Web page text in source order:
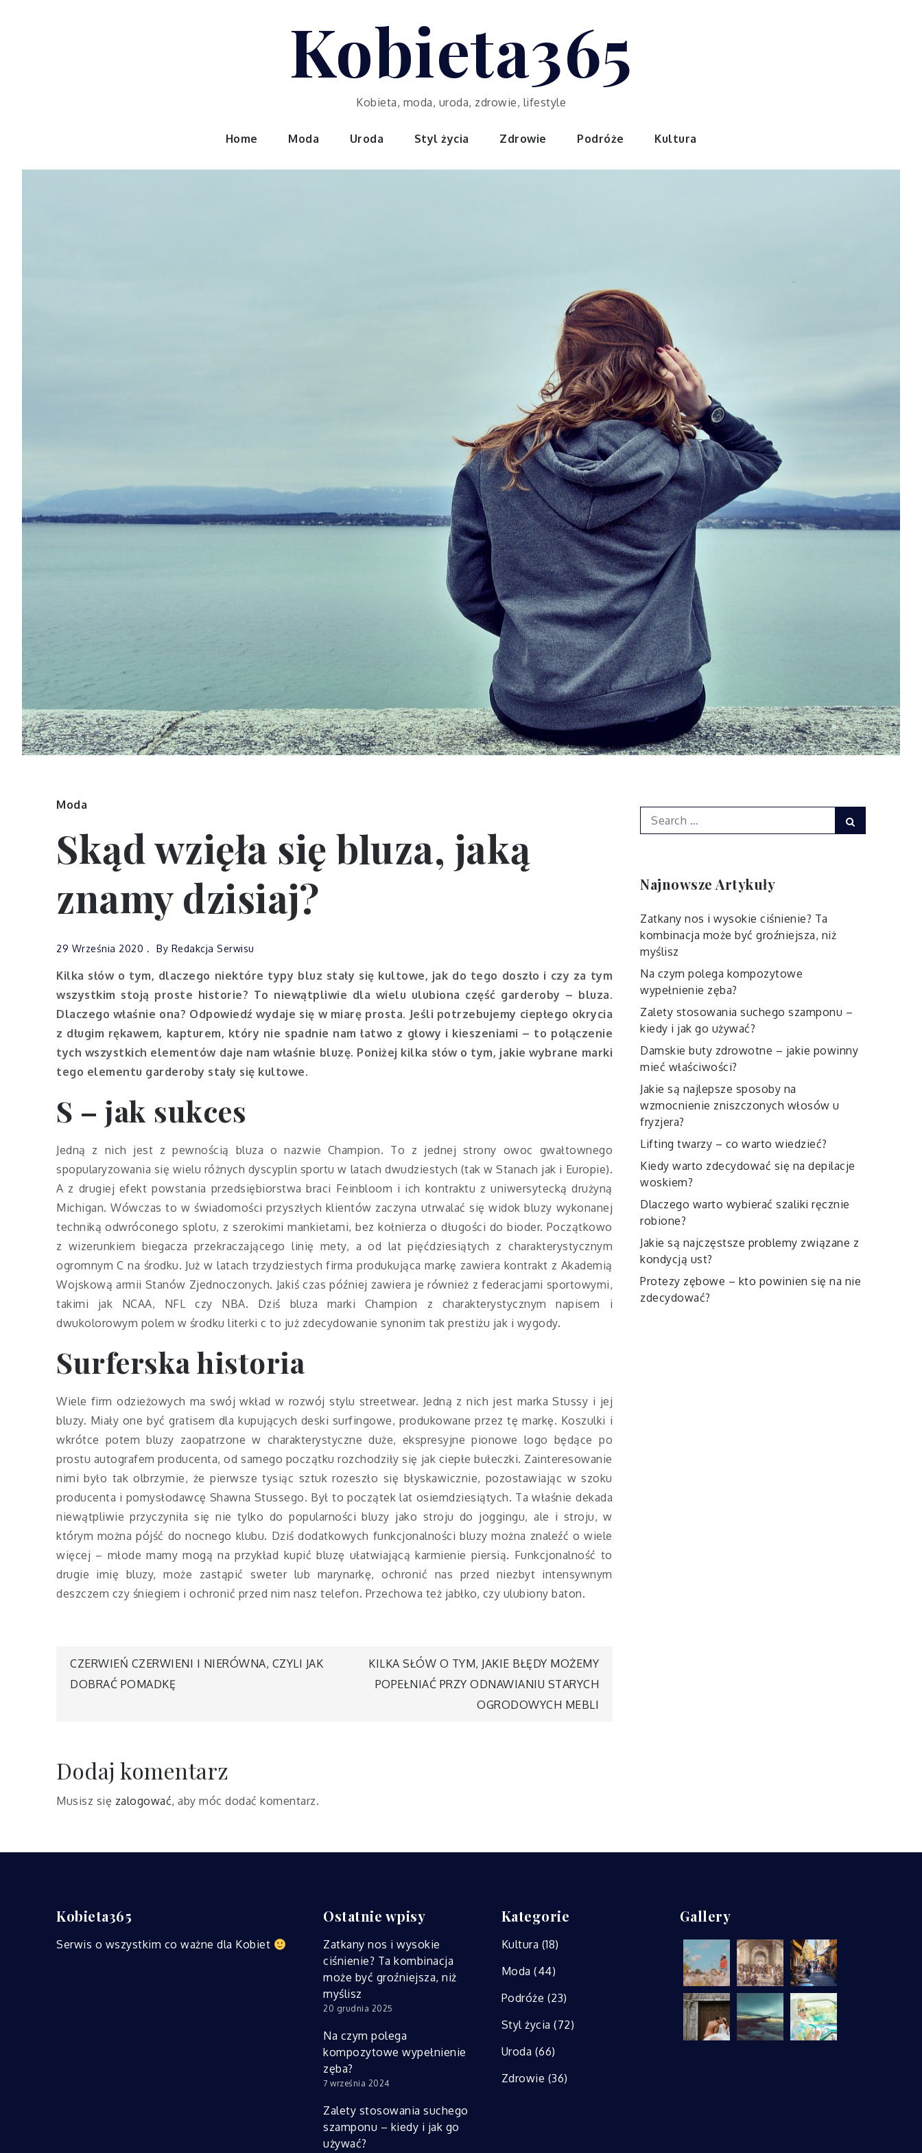
Kobieta365
Kobieta, moda, uroda, zdrowie, lifestyle
Home Moda Uroda Styl życia Zdrowie Podróże Kultura
Moda
Skąd wzięła się bluza, jaką
znamy dzisiaj?
29 Września 2020 By Redakcja Serwisu
Kilka słów o tym, dlaczego niektóre typy bluz stały się kultowe, jak do tego doszło i czy za tym
wszystkim stoją proste historie? To niewątpliwie dla wielu ulubiona część garderoby – bluza.
Dlaczego właśnie ona? Odpowiedź wydaje się w miarę prosta. Jeśli potrzebujemy ciepłego okrycia
z długim rękawem, kapturem, który nie spadnie nam łatwo z głowy i kieszeniami – to połączenie
tych wszystkich elementów daje nam właśnie bluzę. Poniżej kilka słów o tym, jakie wybrane marki
tego elementu garderoby stały się kultowe.
S – jak sukces
Jedną z nich jest z pewnością bluza o nazwie Champion. To z jednej strony owoc gwałtownego
spopularyzowania się wielu różnych dyscyplin sportu w latach dwudziestych (tak w Stanach jak i Europie).
A z drugiej efekt powstania przedsiębiorstwa braci Feinbloom i ich kontraktu z uniwersytecką drużyną
Michigan. Wówczas to w świadomości przyszłych klientów zaczyna utrwalać się widok bluzy wykonanej
techniką odwróconego splotu, z szerokimi mankietami, bez kołnierza o długości do bioder. Początkowo
z wizerunkiem biegacza przekraczającego linię mety, a od lat pięćdziesiątych z charakterystycznym
ogromnym C na środku. Już w latach trzydziestych firma produkująca markę zawiera kontrakt z Akademią
Wojskową armii Stanów Zjednoczonych. Jakiś czas później zawiera je również z federacjami sportowymi,
takimi jak NCAA, NFL czy NBA. Dziś bluza marki Champion z charakterystycznym napisem i
dwukolorowym polem w środku literki c to już zdecydowanie synonim tak prestiżu jak i wygody.
Surferska historia
Wiele firm odzieżowych ma swój wkład w rozwój stylu streetwear. Jedną z nich jest marka Stussy i jej
bluzy. Miały one być gratisem dla kupujących deski surfingowe, produkowane przez tę markę. Koszulki i
wkrótce potem bluzy zaopatrzone w charakterystyczne duże, ekspresyjne pionowe logo będące po
prostu autografem producenta, od samego początku rozchodziły się jak ciepłe bułeczki. Zainteresowanie
nimi było tak olbrzymie, że pierwsze tysiąc sztuk rozeszło się błyskawicznie, pozostawiając w szoku
producenta i pomysłodawcę Shawna Stussego. Był to początek lat osiemdziesiątych. Ta właśnie dekada
niewątpliwie przyczyniła się nie tylko do popularności bluzy jako stroju do joggingu, ale i stroju, w
którym można pójść do nocnego klubu. Dziś dodatkowych funkcjonalności bluzy można znaleźć o wiele
więcej – młode mamy mogą na przykład kupić bluzę ułatwiającą karmienie piersią. Funkcjonalność to
drugie imię bluzy, może zastąpić sweter lub marynarkę, ochronić nas przed niezbyt intensywnym
deszczem czy śniegiem i ochronić przed nim nasz telefon. Przechowa też jabłko, czy ulubiony baton.
Nawigacja
CZERWIEŃ CZERWIENI I NIERÓWNA, CZYLI JAK
DOBRAĆ POMADKĘ
KILKA SŁÓW O TYM, JAKIE BŁĘDY MOŻEMY
POPEŁNIAĆ PRZY ODNAWIANIU STARYCH
OGRODOWYCH MEBLI
Dodaj komentarz
Musisz się zalogować, aby móc dodać komentarz.
Search
for:
Najnowsze Artykuły
Zatkany nos i wysokie ciśnienie? Ta
kombinacja może być groźniejsza, niż
myślisz
Na czym polega kompozytowe
wypełnienie zęba?
Zalety stosowania suchego szamponu –
kiedy i jak go używać?
Damskie buty zdrowotne – jakie powinny
mieć właściwości?
Jakie są najlepsze sposoby na
wzmocnienie zniszczonych włosów u
fryzjera?
Lifting twarzy – co warto wiedzieć?
Kiedy warto zdecydować się na depilacje
woskiem?
Dlaczego warto wybierać szaliki ręcznie
robione?
Jakie są najczęstsze problemy związane z
kondycją ust?
Protezy zębowe – kto powinien się na nie
zdecydować?
Kobieta365
Serwis o wszystkim co ważne dla Kobiet
Ostatnie wpisy
Zatkany nos i wysokie
ciśnienie? Ta kombinacja
może być groźniejsza, niż
myślisz
20 grudnia 2025
Na czym polega
kompozytowe wypełnienie
zęba?
7 września 2024
Zalety stosowania suchego
szamponu – kiedy i jak go
używać?
Kategorie
Kultura (18)
Moda (44)
Podróże (23)
Styl życia (72)
Uroda (66)
Zdrowie (36)
Gallery